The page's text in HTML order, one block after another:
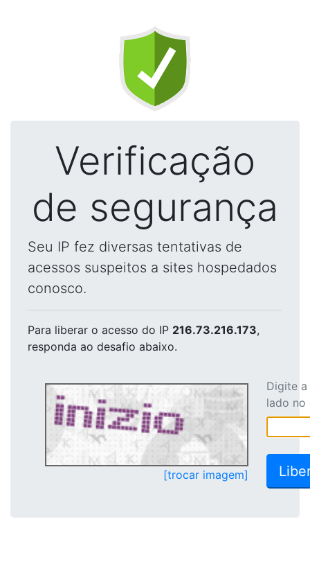
Verificação
de segurança
Seu IP fez diversas tentativas de
acessos suspeitos a sites hospedados
conosco.
Para liberar o acesso do IP 216.73.216.173,
responda ao desafio abaixo.
[trocar imagem]
Digite
lado no